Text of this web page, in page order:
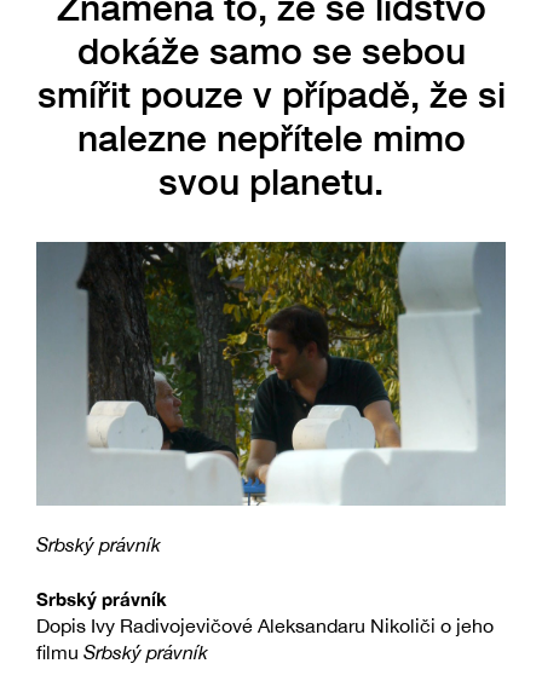
dokáže samo se sebou
smířit pouze v případě, že si
nalezne nepřítele mimo
svou planetu.
Srbský právník
Srbský právník
Dopis Ivy Radivojevičové Aleksandaru Nikoliči o jeho
filmu Srbský právník